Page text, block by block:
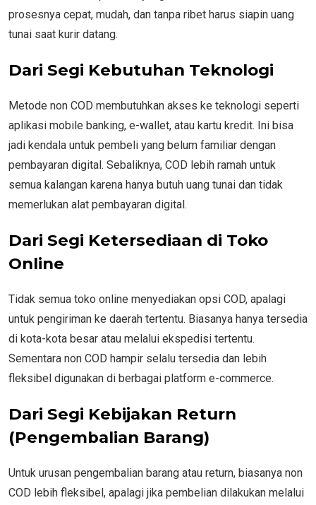
prosesnya cepat, mudah, dan tanpa ribet harus siapin uang
tunai saat kurir datang.
Dari Segi Kebutuhan Teknologi
Metode non COD membutuhkan akses ke teknologi seperti
aplikasi mobile banking, e-wallet, atau kartu kredit. Ini bisa
jadi kendala untuk pembeli yang belum familiar dengan
pembayaran digital. Sebaliknya, COD lebih ramah untuk
semua kalangan karena hanya butuh uang tunai dan tidak
memerlukan alat pembayaran digital.
Dari Segi Ketersediaan di Toko
Online
Tidak semua toko online menyediakan opsi COD, apalagi
untuk pengiriman ke daerah tertentu. Biasanya hanya tersedia
di kota-kota besar atau melalui ekspedisi tertentu.
Sementara non COD hampir selalu tersedia dan lebih
fleksibel digunakan di berbagai platform e-commerce.
Dari Segi Kebijakan Return
(Pengembalian Barang)
Untuk urusan pengembalian barang atau return, biasanya non
COD lebih fleksibel, apalagi jika pembelian dilakukan melalui